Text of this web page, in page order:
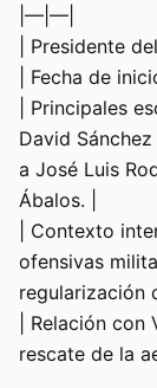
|—|—|
| Presidente
| Fecha de
| Principales
David
a José Luis
Ábalos. |
| Contexto
ofensivas
regularización
| Relación
rescate de la